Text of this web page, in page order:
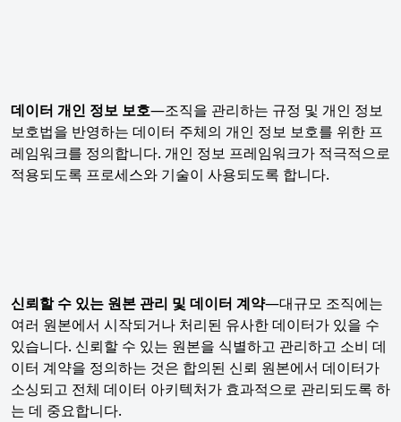
데이터 개인 정보 보호—조직을 관리하는 규정 및 개인 정보
보호법을 반영하는 데이터 주체의 개인 정보 보호를 위한 프
레임워크를 정의합니다. 개인 정보 프레임워크가 적극적으로
적용되도록 프로세스와 기술이 사용되도록 합니다.
신뢰할 수 있는 원본 관리 및 데이터 계약—대규모 조직에는
여러 원본에서 시작되거나 처리된 유사한 데이터가 있을 수
있습니다. 신뢰할 수 있는 원본을 식별하고 관리하고 소비 데
이터 계약을 정의하는 것은 합의된 신뢰 원본에서 데이터가
소싱되고 전체 데이터 아키텍처가 효과적으로 관리되도록 하
는 데 중요합니다.